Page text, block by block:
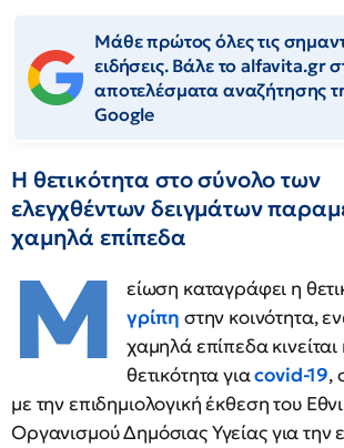
Μάθε πρώτος όλες τις
ειδήσεις. Βάλε το alfavita.gr
αποτελέσματα αναζήτησης
Google
Η θετικότητα στο σύνολο των
ελεγχθέντων δειγμάτων
χαμηλά επίπεδα
Μ
είωση καταγράφει η
γρίπη στην κοινότητα,
χαμηλά επίπεδα κινείται
θετικότητα γιαcovid-19,
με την επιδημιολογική έκθεση του
Οργανισμού Δημόσιας Υγείας για την